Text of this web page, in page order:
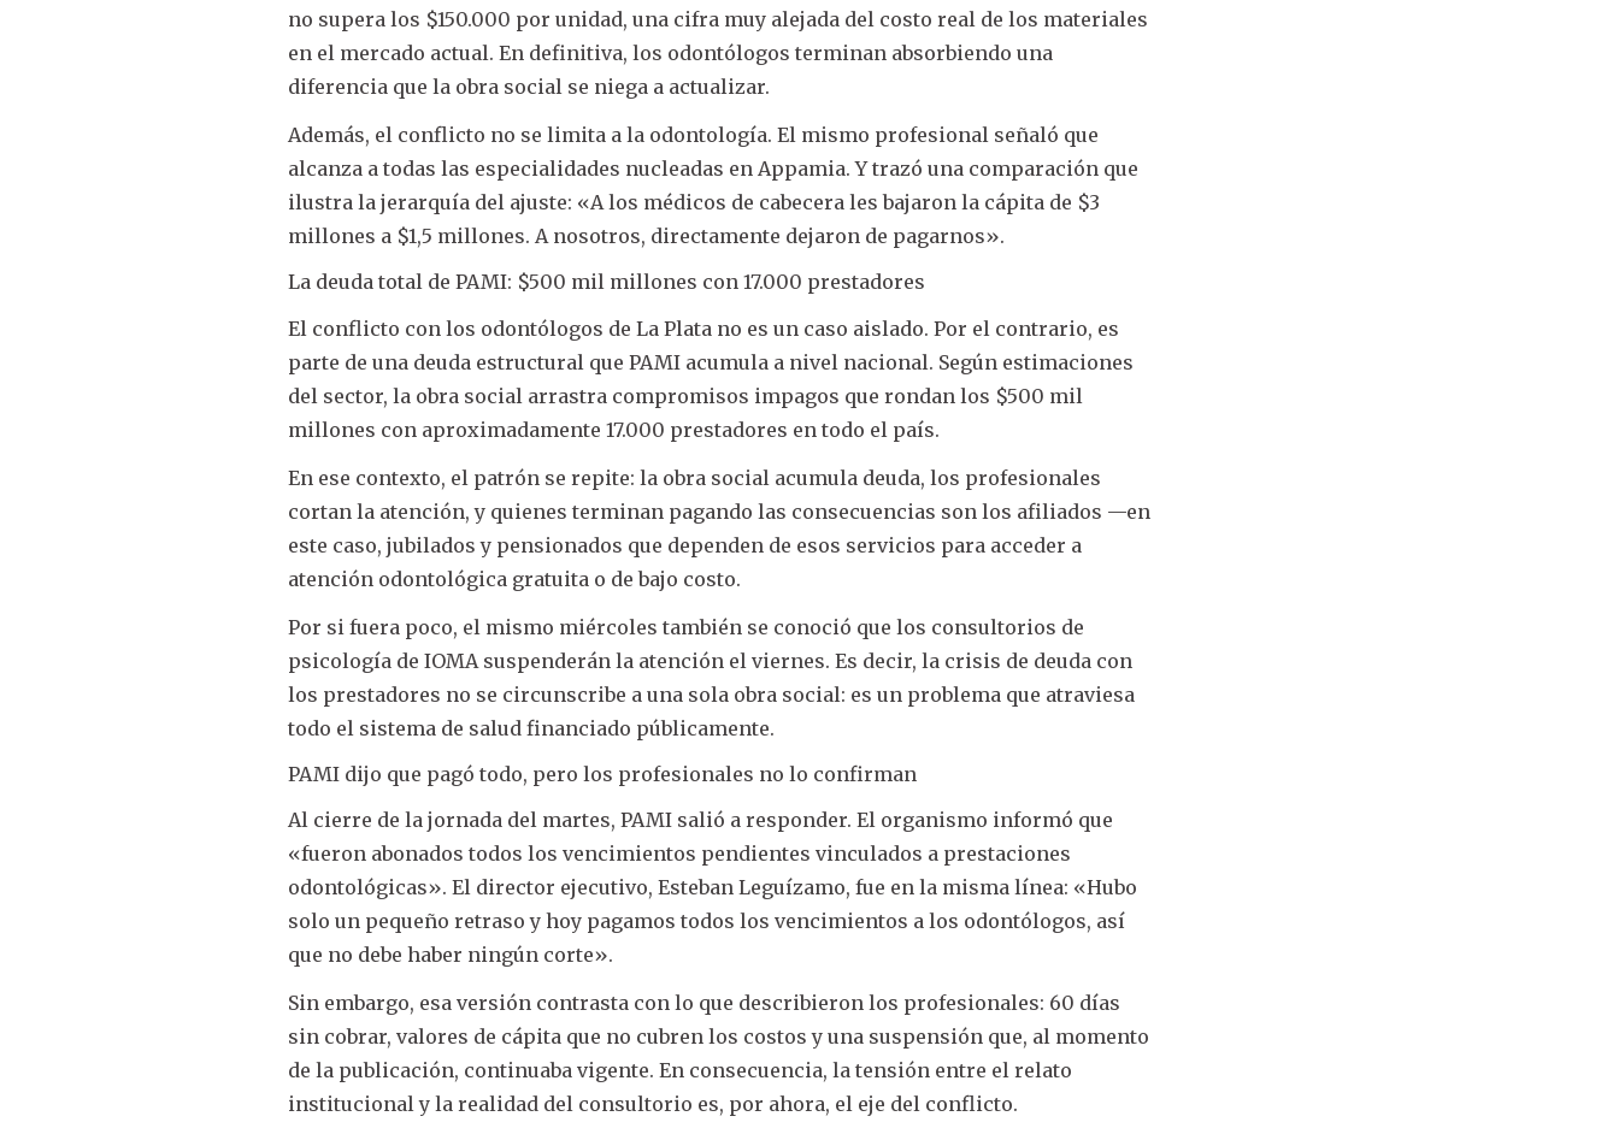
no supera los $150.000 por unidad, una cifra muy alejada del costo real de los materiales
en el mercado actual. En definitiva, los odontólogos terminan absorbiendo una
diferencia que la obra social se niega a actualizar.
Además, el conflicto no se limita a la odontología. El mismo profesional señaló que
alcanza a todas las especialidades nucleadas en Appamia. Y trazó una comparación que
ilustra la jerarquía del ajuste: «A los médicos de cabecera les bajaron la cápita de $3
millones a $1,5 millones. A nosotros, directamente dejaron de pagarnos».
La deuda total de PAMI: $500 mil millones con 17.000 prestadores
El conflicto con los odontólogos de La Plata no es un caso aislado. Por el contrario, es
parte de una deuda estructural que PAMI acumula a nivel nacional. Según estimaciones
del sector, la obra social arrastra compromisos impagos que rondan los $500 mil
millones con aproximadamente 17.000 prestadores en todo el país.
En ese contexto, el patrón se repite: la obra social acumula deuda, los profesionales
cortan la atención, y quienes terminan pagando las consecuencias son los afiliados —en
este caso, jubilados y pensionados que dependen de esos servicios para acceder a
atención odontológica gratuita o de bajo costo.
Por si fuera poco, el mismo miércoles también se conoció que los consultorios de
psicología de IOMA suspenderán la atención el viernes. Es decir, la crisis de deuda con
los prestadores no se circunscribe a una sola obra social: es un problema que atraviesa
todo el sistema de salud financiado públicamente.
PAMI dijo que pagó todo, pero los profesionales no lo confirman
Al cierre de la jornada del martes, PAMI salió a responder. El organismo informó que
«fueron abonados todos los vencimientos pendientes vinculados a prestaciones
odontológicas». El director ejecutivo, Esteban Leguízamo, fue en la misma línea: «Hubo
solo un pequeño retraso y hoy pagamos todos los vencimientos a los odontólogos, así
que no debe haber ningún corte».
Sin embargo, esa versión contrasta con lo que describieron los profesionales: 60 días
sin cobrar, valores de cápita que no cubren los costos y una suspensión que, al momento
de la publicación, continuaba vigente. En consecuencia, la tensión entre el relato
institucional y la realidad del consultorio es, por ahora, el eje del conflicto.